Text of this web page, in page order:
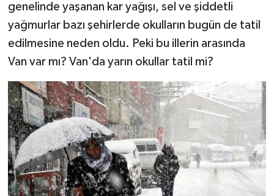
genelinde yaşanan kar yağışı, sel ve şiddetli
yağmurlar bazı şehirlerde okulların bugün de tatil
edilmesine neden oldu. Peki bu illerin arasında
Van var mı? Van'da yarın okullar tatil mi?